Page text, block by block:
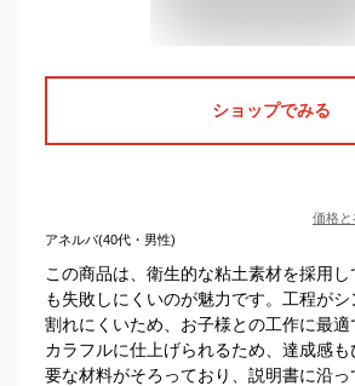
ショップでみる
価格と
アネルバ(40代・男性)
この商品は、衛生的な粘土素材を採用
も失敗しにくいのが魅力です。工程が
割れにくいため、お子様との工作に最
カラフルに仕上げられるため、達成感
要な材料がそろっており、説明書に沿っ